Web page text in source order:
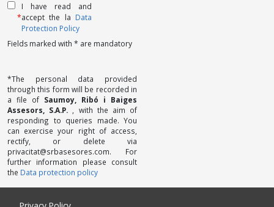
Fields marked with * are mandatory
*
I have read and
accept the la Data
Protection Policy
*The personal data provided
through this form will be recorded in
a file of Saumoy, Ribó i Baiges
Assesors, S.A.P.
, with the aim of
responding to queries made. You
can exercise your right of access,
rectify, or delete via
privacitat@srbasesores.com. For
further information please consult
the Data protection policy